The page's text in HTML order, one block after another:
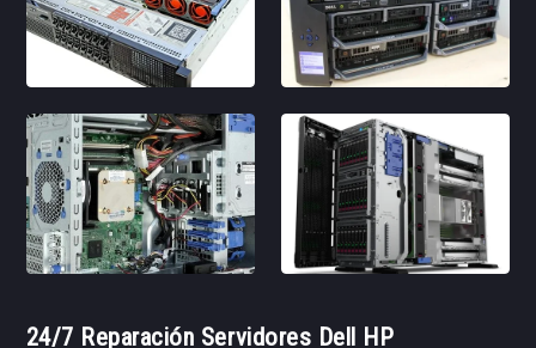
24/7 Reparación Servidores Dell HP